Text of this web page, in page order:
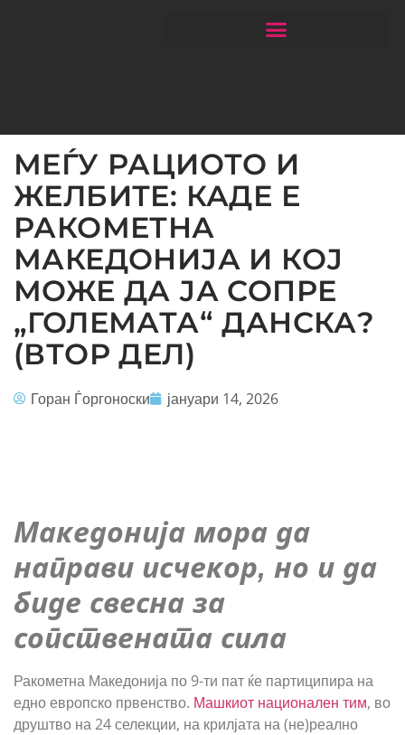
МЕЃУ РАЦИОТО И
ЖЕЛБИТЕ: КАДЕ Е
РАКОМЕТНА
МАКЕДОНИЈА И КОЈ
МОЖЕ ДА ЈА СОПРЕ
„ГОЛЕМАТА“ ДАНСКА?
(ВТОР ДЕЛ)
Горан Ѓоргоноски јануари 14, 2026
Македонија мора да
направи исчекор, но и да
биде свесна за
сопствената сила
Ракометна Македонија по 9-ти пат ќе партиципира на
едно европско првенство. Машкиот национален тим, во
друштво на 24 селекции, на крилјата на (не)реално